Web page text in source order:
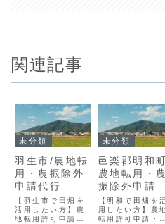
関連記事
未分類
羽生市/農地転
用・農振除外
申請代行
【羽生市で田畑を
活用したい方】農
地転用許可申請・
未分類
邑楽郡明和
農地転用・農
振除外申請代
行
【明和で田畑を
用したい方】農
転用許可申請・届